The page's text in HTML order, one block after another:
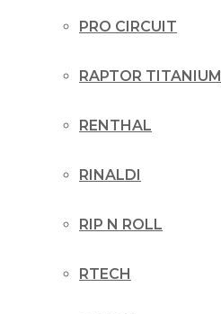
PRO CIRCUIT
RAPTOR TITANIUM
RENTHAL
RINALDI
RIP N ROLL
RTECH